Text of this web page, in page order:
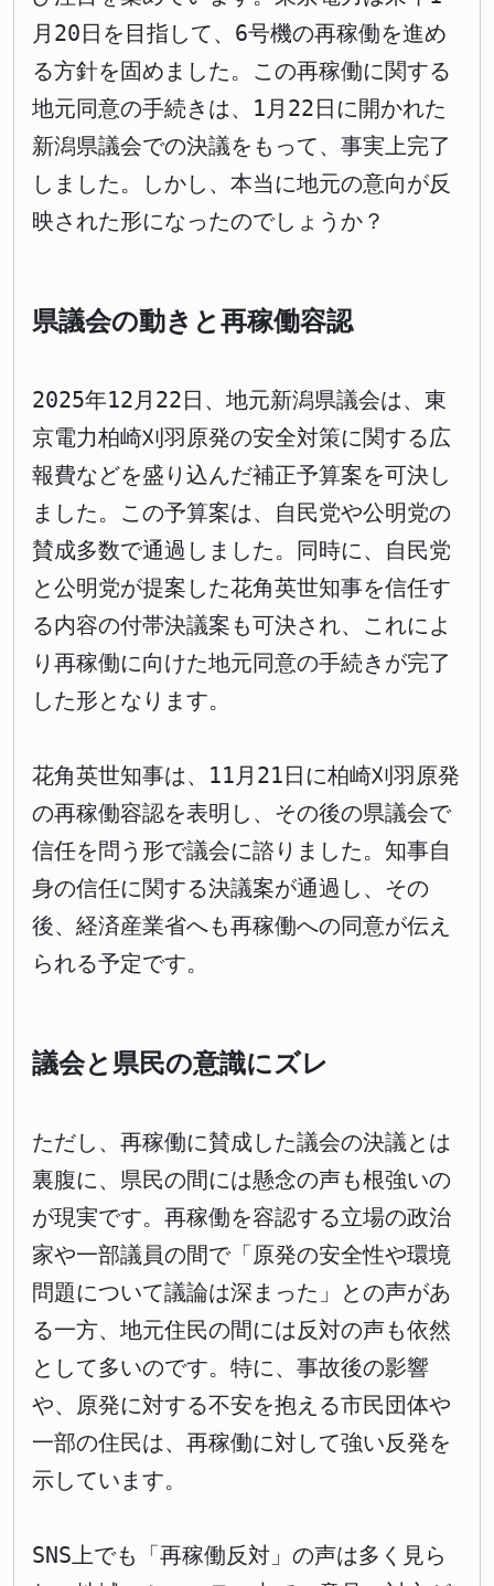
月20日を目指して、6号機の再稼働を進め
る方針を固めました。この再稼働に関する
地元同意の手続きは、1月22日に開かれた
新潟県議会での決議をもって、事実上完了
しました。しかし、本当に地元の意向が反
映された形になったのでしょうか？
県議会の動きと再稼働容認
2025年12月22日、地元新潟県議会は、東
京電力柏崎刈羽原発の安全対策に関する広
報費などを盛り込んだ補正予算案を可決し
ました。この予算案は、自民党や公明党の
賛成多数で通過しました。同時に、自民党
と公明党が提案した花角英世知事を信任す
る内容の付帯決議案も可決され、これによ
り再稼働に向けた地元同意の手続きが完了
した形となります。
花角英世知事は、11月21日に柏崎刈羽原発
の再稼働容認を表明し、その後の県議会で
信任を問う形で議会に諮りました。知事自
身の信任に関する決議案が通過し、その
後、経済産業省へも再稼働への同意が伝え
られる予定です。
議会と県民の意識にズレ
ただし、再稼働に賛成した議会の決議とは
裏腹に、県民の間には懸念の声も根強いの
が現実です。再稼働を容認する立場の政治
家や一部議員の間で「原発の安全性や環境
問題について議論は深まった」との声があ
る一方、地元住民の間には反対の声も依然
として多いのです。特に、事故後の影響
や、原発に対する不安を抱える市民団体や
一部の住民は、再稼働に対して強い反発を
示しています。
SNS上でも「再稼働反対」の声は多く見ら